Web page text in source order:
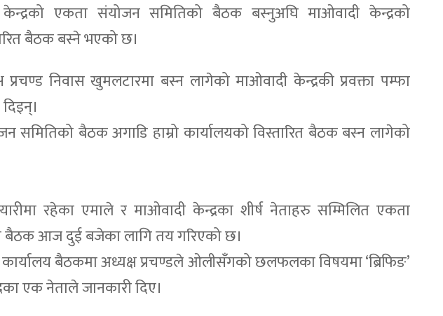
केन्द्रको एकता संयोजन समितिको बैठक बस्नुअघि माओवादी केन्द्रको
बैठक बस्ने भएको छ।
प्रचण्ड निवास खुमलटारमा बस्न लागेको माओवादी केन्द्रकी प्रवक्ता पम्फा
समितिको बैठक अगाडि हाम्रो कार्यालयको विस्तारित बैठक बस्न लागेको
रहेका एमाले र माओवादी केन्द्रका शीर्ष नेताहरु सम्मिलित एकता
बैठक आज दुई बजेका लागि तय गरिएको छ।
कार्यालय बैठकमा अध्यक्ष प्रचण्डले ओलीसँगको छलफलका विषयमा ‘ब्रिफिङ’
एक नेताले जानकारी दिए।